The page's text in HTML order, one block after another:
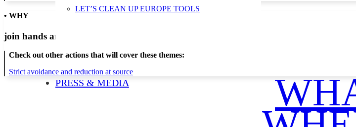
LET’S CLEAN UP EUROPE TOOLS
PRESS & MEDIA
• WHY
join hands and minds to
Check out other actions that will cover these themes:
Strict avoidance and reduction at source